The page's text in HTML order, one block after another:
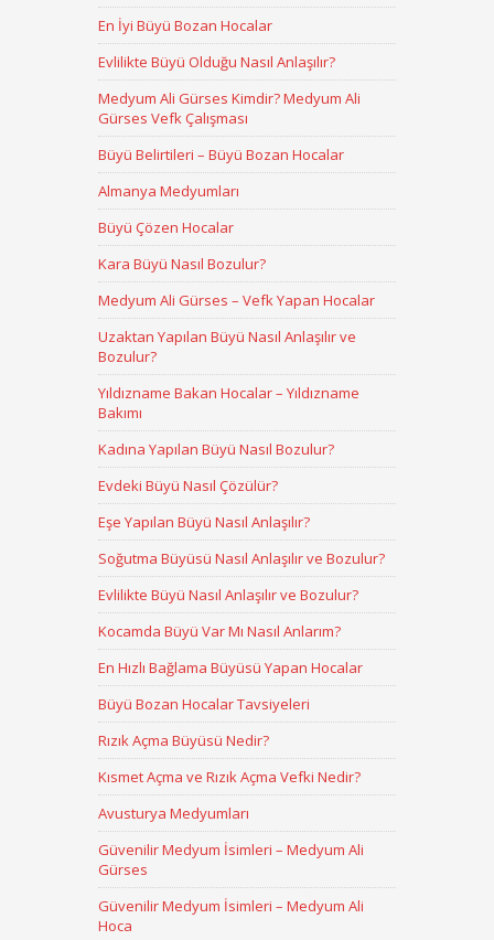
En İyi Büyü Bozan Hocalar
Evlilikte Büyü Olduğu Nasıl Anlaşılır?
Medyum Ali Gürses Kimdir? Medyum Ali
Gürses Vefk Çalışması
Büyü Belirtileri – Büyü Bozan Hocalar
Almanya Medyumları
Büyü Çözen Hocalar
Kara Büyü Nasıl Bozulur?
Medyum Ali Gürses – Vefk Yapan Hocalar
Uzaktan Yapılan Büyü Nasıl Anlaşılır ve
Bozulur?
Yıldızname Bakan Hocalar – Yıldızname
Bakımı
Kadına Yapılan Büyü Nasıl Bozulur?
Evdeki Büyü Nasıl Çözülür?
Eşe Yapılan Büyü Nasıl Anlaşılır?
Soğutma Büyüsü Nasıl Anlaşılır ve Bozulur?
Evlilikte Büyü Nasıl Anlaşılır ve Bozulur?
Kocamda Büyü Var Mı Nasıl Anlarım?
En Hızlı Bağlama Büyüsü Yapan Hocalar
Büyü Bozan Hocalar Tavsiyeleri
Rızık Açma Büyüsü Nedir?
Kısmet Açma ve Rızık Açma Vefki Nedir?
Avusturya Medyumları
Güvenilir Medyum İsimleri – Medyum Ali
Gürses
Güvenilir Medyum İsimleri – Medyum Ali
Hoca